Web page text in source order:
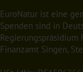
EuroNatur ist eine
Spenden sind in
Finanzamt Singen,